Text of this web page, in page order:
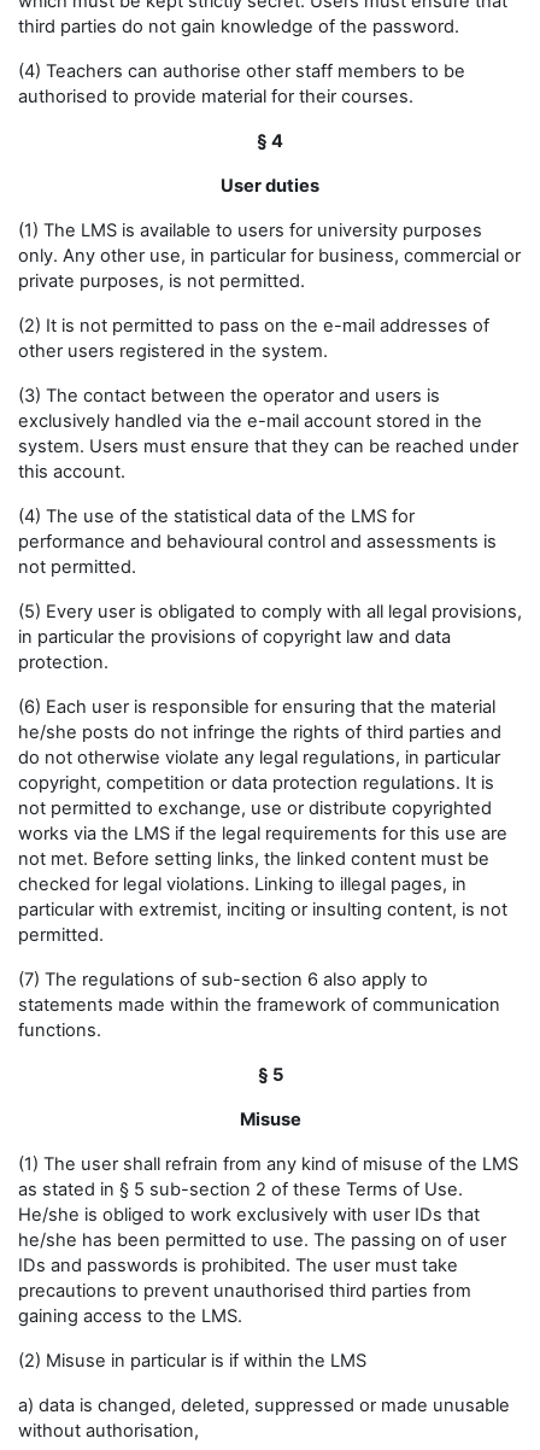
third parties do not gain knowledge of the password.
(4) Teachers can authorise other staff members to be
authorised to provide material for their courses.
§ 4
User duties
(1) The LMS is available to users for university purposes
only. Any other use, in particular for business, commercial or
private purposes, is not permitted.
(2) It is not permitted to pass on the e-mail addresses of
other users registered in the system.
(3) The contact between the operator and users is
exclusively handled via the e-mail account stored in the
system. Users must ensure that they can be reached under
this account.
(4) The use of the statistical data of the LMS for
performance and behavioural control and assessments is
not permitted.
(5) Every user is obligated to comply with all legal provisions,
in particular the provisions of copyright law and data
protection.
(6) Each user is responsible for ensuring that the material
he/she posts do not infringe the rights of third parties and
do not otherwise violate any legal regulations, in particular
copyright, competition or data protection regulations. It is
not permitted to exchange, use or distribute copyrighted
works via the LMS if the legal requirements for this use are
not met. Before setting links, the linked content must be
checked for legal violations. Linking to illegal pages, in
particular with extremist, inciting or insulting content, is not
permitted.
(7) The regulations of sub-section 6 also apply to
statements made within the framework of communication
functions.
§ 5
Misuse
(1) The user shall refrain from any kind of misuse of the LMS
as stated in § 5 sub-section 2 of these Terms of Use.
He/she is obliged to work exclusively with user IDs that
he/she has been permitted to use. The passing on of user
IDs and passwords is prohibited. The user must take
precautions to prevent unauthorised third parties from
gaining access to the LMS.
(2) Misuse in particular is if within the LMS
a) data is changed, deleted, suppressed or made unusable
without authorisation,